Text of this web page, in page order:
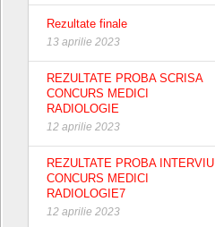
Rezultate finale
13 aprilie 2023
REZULTATE PROBA SCRISA
CONCURS MEDICI
RADIOLOGIE
12 aprilie 2023
REZULTATE PROBA INTERVIU
CONCURS MEDICI
RADIOLOGIE7
12 aprilie 2023